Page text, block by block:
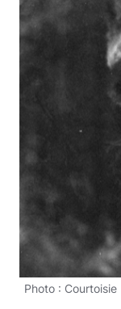
Photo : Courtoisie